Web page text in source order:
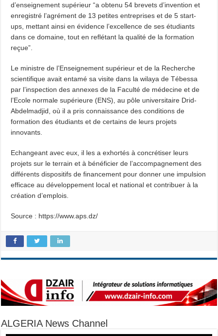
d’enseignement supérieur “a obtenu 54 brevets d’invention et
enregistré l’agrément de 13 petites entreprises et de 5 start-
ups, mettant ainsi en évidence l’excellence de ses étudiants
dans ce domaine, tout en reflétant la qualité de la formation
reçue”.
Le ministre de l’Enseignement supérieur et de la Recherche
scientifique avait entamé sa visite dans la wilaya de Tébessa
par l’inspection des annexes de la Faculté de médecine et de
l’Ecole normale supérieure (ENS), au pôle universitaire Drid-
Abdelmadjid, où il a pris connaissance des conditions de
formation des étudiants et de certains de leurs projets
innovants.
Echangeant avec eux, il les a exhortés à concrétiser leurs
projets sur le terrain et à bénéficier de l’accompagnement des
différents dispositifs de financement pour donner une impulsion
efficace au développement local et national et contribuer à la
création d’emplois.
Source : https://www.aps.dz/
ALGERIA News Channel